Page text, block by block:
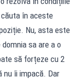
în aceste
Nu, asta este
sa are a o
să forțeze cu 2
nu îi impacă. Dar